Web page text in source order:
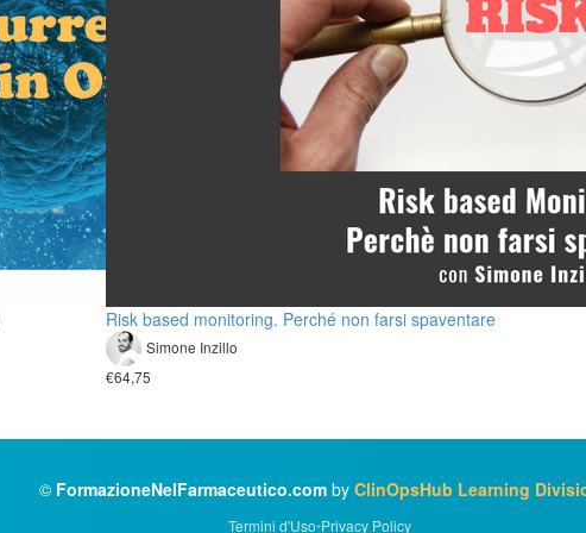
Risk based monitoring. Perché non farsi spaventare
Simone Inzillo
€64,75
© FormazioneNelFarmaceutico.comby ClinOpsHub Learning
Termini d'Uso•Privacy Policy